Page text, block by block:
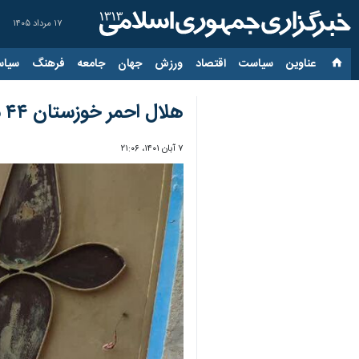
۱۷ مرداد ۱۴۰۵
عناوین‌ سیاست اقتصاد ورزش جهان جامعه فرهنگ
هلال احمر خوزستان ۴۴ میلیارد ریال به نیازمندان کمک کرد
۷ آبان ۱۴۰۱، ۲۱:۰۶